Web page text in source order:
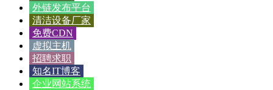
外链发布平台
清洁设备厂家
免费CDN
虚拟主机
招聘求职
知名IT博客
企业网站系统